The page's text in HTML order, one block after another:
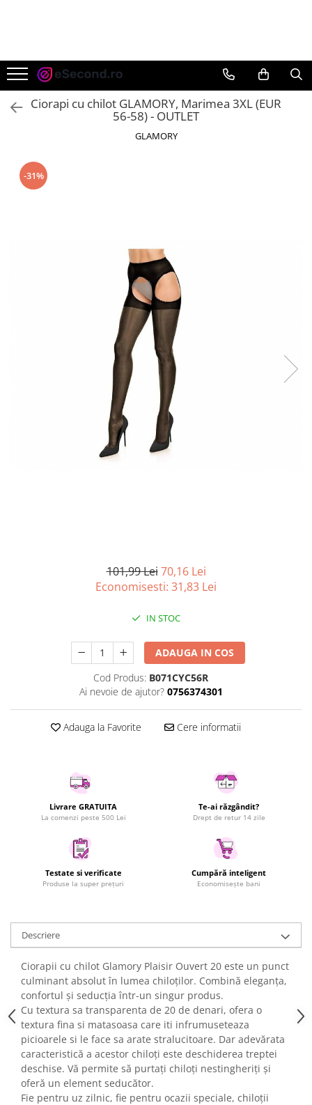
Auto Moto
Accesorii Auto
Anvelope & Jante
Electronice Auto
Intretinere & Cosmetica auto
Curatenie si intretinere
Kit-uri automatizari porti si usi
Scule electrice si unelte
Silicon, spume si solutii tehnice
Uscatoare rufe
Utilaje si materiale de constructii
Laptop, Tablete & Telefoane
Accesorii tablete
Telefoane Mobile & accesorii
Electrocasnice & Climatizare
Accesorii si piese masini spalat
rufe si uscatoare
Accesorii si piese masini spalat
Aparate Frigorifice
Aparate Racire Aer
Aragaze si cuptoare cu microunde
Electrocasnice pentru Bucatarie
Fiare de calcat si masini de cusut
Ingrijire Locuinta
Purificatoare de aer
Fashion
Bijuterii
Ceasuri barbatesti
Ceasuri dama
Cutii, curele si accesorii ceasuri
Genti si accesorii barbati
Ciorapi cu chilot GLAMORY, Marimea 3XL (EUR
56-58) - OUTLET
GLAMORY
-31%
101,99 Lei 70,16 Lei
Economisesti: 31,83 Lei
IN STOC
ADAUGA IN COS
Cod Produs: B071CYC56R
Ai nevoie de ajutor? 0756374301
Adauga la Favorite Cere informatii
Livrare GRATUITA
La comenzi peste 500 Lei
Te-ai răzgândit?
Drept de retur 14 zile
Testate si verificate
Produse la super prețuri
Cumpără inteligent
Economisește bani
Descriere
Ciorapii cu chilot Glamory Plaisir Ouvert 20 este un punct
culminant absolut în lumea chiloților. Combină eleganța,
confortul și seducția într-un singur produs.
Cu textura sa transparenta de 20 de denari, ofera o
textura fina si matasoasa care iti infrumuseteaza
picioarele si le face sa arate stralucitoare. Dar adevărata
caracteristică a acestor chiloți este deschiderea treptei
deschise. Vă permite să purtați chiloți nestingheriți și
oferă un element seducător.
Fie pentru uz zilnic, fie pentru ocazii speciale, chiloții